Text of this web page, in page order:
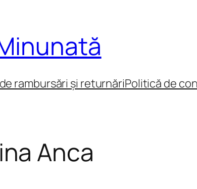
rambursări și returnăriPolitică de
Anca